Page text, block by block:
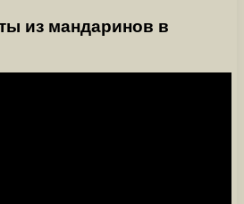
из мандаринов в